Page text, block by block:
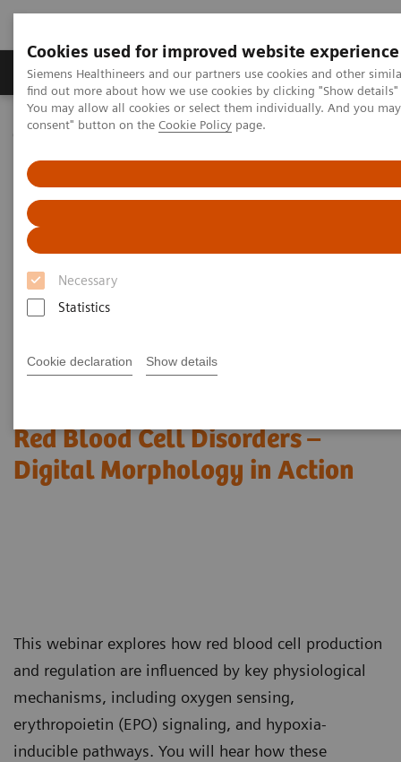
Cookies used for improved website experience
Siemens Healthineers and our partners use cookies and other
find out more about how we use cookies by clicking "Show
You may allow all cookies or select them individually. And you
consent" button on the Cookie Policy page.
Necessary
Statistics
Cookie declaration Show details
Продукція та сервіси Клінічні галузі
Домашня Лабораторна діагностика
Hematology
Red Blood Cell Disorders – Digital Morphology in Action
Red Blood Cell Disorders –
Digital Morphology in Action​
This webinar explores how red blood cell production
and regulation are influenced by key physiological
mechanisms, including oxygen sensing,
erythropoietin (EPO) signaling, and hypoxia-
inducible pathways. You will hear how these